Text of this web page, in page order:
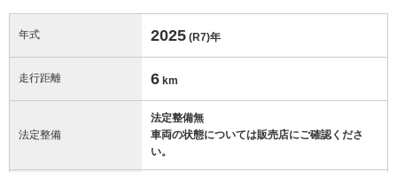
年式 2025 (R7)年
走行距離 6 km
法定整備
法定整備無
車両の状態については販売店にご確認くださ
い。